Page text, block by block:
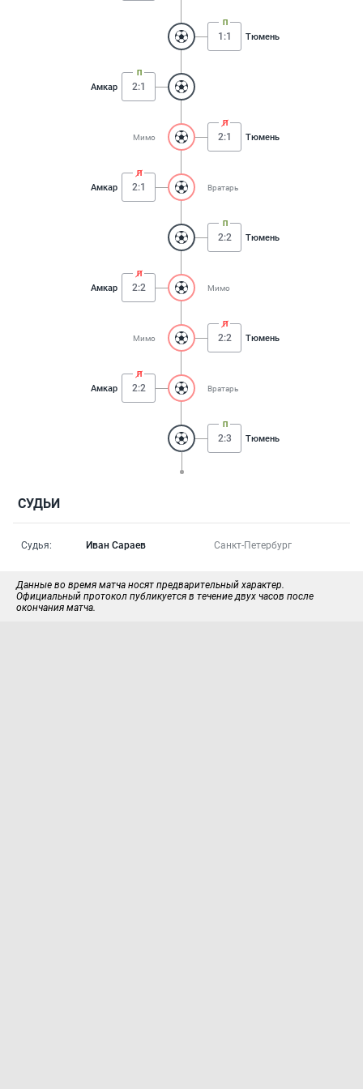
1:1 Тюмень
Амкар 2:1
Мимо 2:1 Тюмень
Амкар 2:1 Вратарь
2:2 Тюмень
Амкар 2:2 Мимо
Мимо 2:2 Тюмень
Амкар 2:2 Вратарь
2:3 Тюмень
СУДЬИ
Судья: Иван Сараев Санкт-Петербург
Данные во время матча носят предварительный характер.
Официальный протокол публикуется в течение двух часов после
окончания матча.